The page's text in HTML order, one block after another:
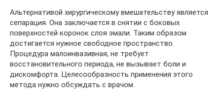
Альтернативой хирургическому вмешательству является
сепарация. Она заключается в снятии с боковых
поверхностей коронок слоя эмали. Таким образом
достигается нужное свободное пространство.
Процедура малоинвазивная, не требует
восстановительного периода, не вызывает боли и
дискомфорта. Целесообразность применения этого
метода нужно обсуждать с врачом.